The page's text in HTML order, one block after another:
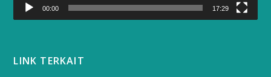
00:00 17:29
LINK TERKAIT